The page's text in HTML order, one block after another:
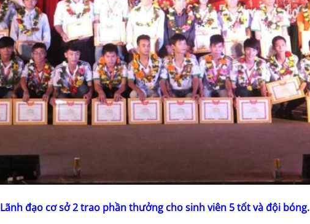
Lãnh đạo cơ sở 2 trao phần thưởng cho sinh viên 5 tốt và đội bóng.